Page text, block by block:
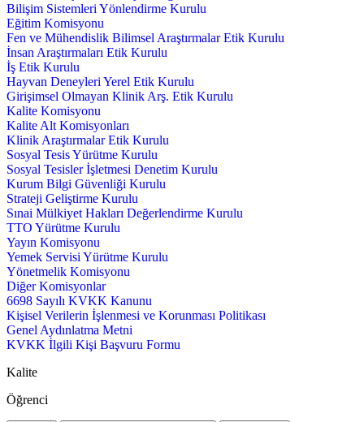
Bilişim Sistemleri Yönlendirme Kurulu
Eğitim Komisyonu
Fen ve Mühendislik Bilimsel Araştırmalar Etik Kurulu
İnsan Araştırmaları Etik Kurulu
İş Etik Kurulu
Hayvan Deneyleri Yerel Etik Kurulu
Girişimsel Olmayan Klinik Arş. Etik Kurulu
Kalite Komisyonu
Kalite Alt Komisyonları
Klinik Araştırmalar Etik Kurulu
Sosyal Tesis Yürütme Kurulu
Sosyal Tesisler İşletmesi Denetim Kurulu
Kurum Bilgi Güvenliği Kurulu
Strateji Geliştirme Kurulu
Sınai Mülkiyet Hakları Değerlendirme Kurulu
TTO Yürütme Kurulu
Yayın Komisyonu
Yemek Servisi Yürütme Kurulu
Yönetmelik Komisyonu
Diğer Komisyonlar
6698 Sayılı KVKK Kanunu
Kişisel Verilerin İşlenmesi ve Korunması Politikası
Genel Aydınlatma Metni
KVKK İlgili Kişi Başvuru Formu
Kalite
Öğrenci